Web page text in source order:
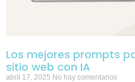
Los mejores prompts
sitio web con IA
abril 17, 2025 No hay comentarios